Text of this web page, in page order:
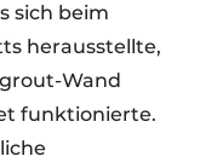
sich beim
herausstellte,
Wand
funktionierte.